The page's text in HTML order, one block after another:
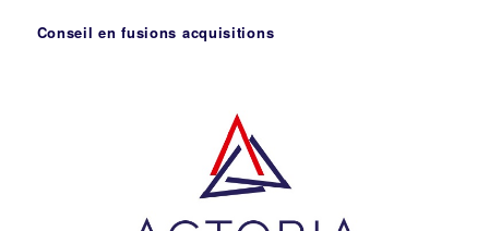
Conseil en fusions acquisitions